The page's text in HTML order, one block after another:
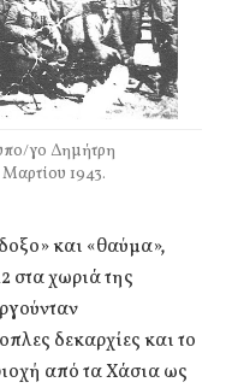
γο Δημήτρη
1943.
και «θαύμα»,
στα χωριά της
δεκαρχίες και το
από τα Χάσια ως